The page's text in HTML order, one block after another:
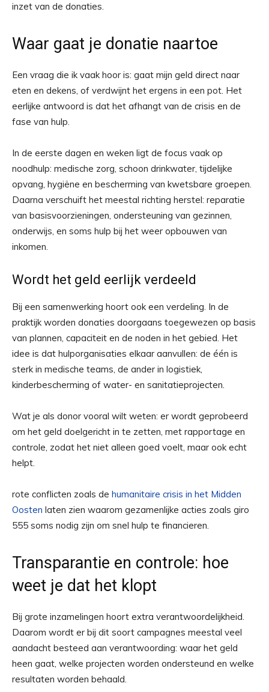
inzet van de donaties.
Waar gaat je donatie naartoe
Een vraag die ik vaak hoor is: gaat mijn geld direct naar
eten en dekens, of verdwijnt het ergens in een pot. Het
eerlijke antwoord is dat het afhangt van de crisis en de
fase van hulp.
In de eerste dagen en weken ligt de focus vaak op
noodhulp: medische zorg, schoon drinkwater, tijdelijke
opvang, hygiëne en bescherming van kwetsbare groepen.
Daarna verschuift het meestal richting herstel: reparatie
van basisvoorzieningen, ondersteuning van gezinnen,
onderwijs, en soms hulp bij het weer opbouwen van
inkomen.
Wordt het geld eerlijk verdeeld
Bij een samenwerking hoort ook een verdeling. In de
praktijk worden donaties doorgaans toegewezen op basis
van plannen, capaciteit en de noden in het gebied. Het
idee is dat hulporganisaties elkaar aanvullen: de één is
sterk in medische teams, de ander in logistiek,
kinderbescherming of water- en sanitatieprojecten.
Wat je als donor vooral wilt weten: er wordt geprobeerd
om het geld doelgericht in te zetten, met rapportage en
controle, zodat het niet alleen goed voelt, maar ook echt
helpt.
rote conflicten zoals de humanitaire crisis in het Midden
Oosten laten zien waarom gezamenlijke acties zoals giro
555 soms nodig zijn om snel hulp te financieren.
Transparantie en controle: hoe
weet je dat het klopt
Bij grote inzamelingen hoort extra verantwoordelijkheid.
Daarom wordt er bij dit soort campagnes meestal veel
aandacht besteed aan verantwoording: waar het geld
heen gaat, welke projecten worden ondersteund en welke
resultaten worden behaald.